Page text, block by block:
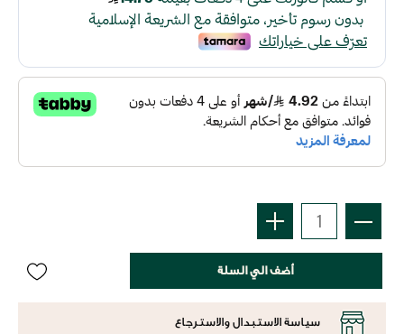
أضف الي السلة
سياسة الاستبدال والاسترجاع